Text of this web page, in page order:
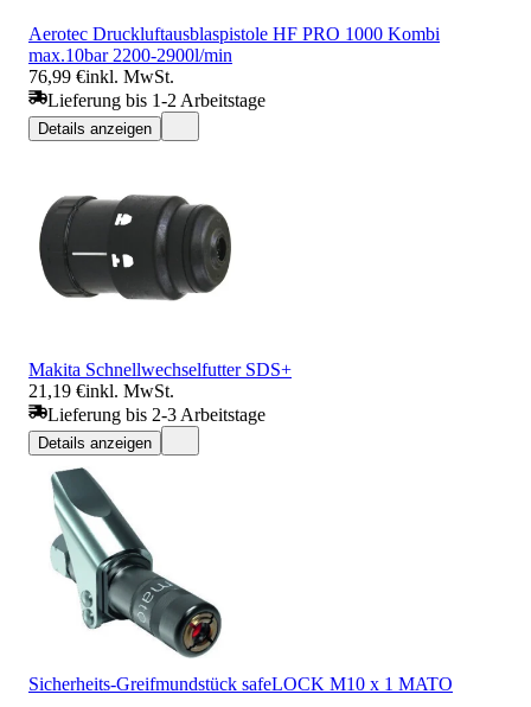
Aerotec Druckluftausblaspistole HF PRO 1000 Kombi
max.10bar 2200-2900l/min
76,99 €inkl. MwSt.
Lieferung bis 1-2 Arbeitstage
Details anzeigen
Makita Schnellwechselfutter SDS+
21,19 €inkl. MwSt.
Lieferung bis 2-3 Arbeitstage
Details anzeigen
Sicherheits-Greifmundstück safeLOCK M10 x 1 MATO